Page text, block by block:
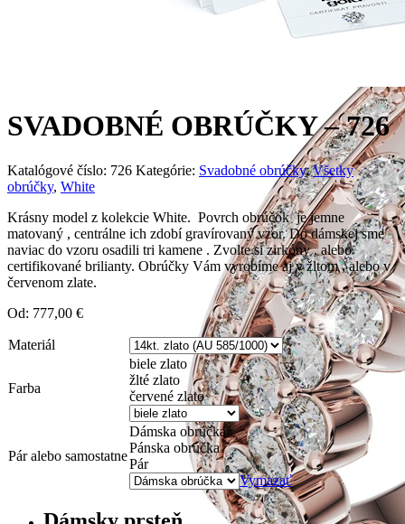
SVADOBNÉ OBRÚČKY – 726
Katalógové číslo: 726 Kategórie: Svadobné obrúčky, Všetky
obrúčky, White
Krásny model z kolekcie White. Povrch obrúčok je jemne
matovaný , centrálne ich zdobí gravírovaný vzor. Do dámskej sme
naviac do vzoru osadili tri kamene . Zvolte si zirkóny , alebo
certifikované brilianty. Obrúčky Vám vyrobíme aj v žltom , alebo v
červenom zlate.
Od: 777,00 €
Materiál
Farba
biele zlato
žlté zlato
červené zlato
Pár alebo samostatne
Dámska obrúčka
Pánska obrúčka
Pár
Vymazať